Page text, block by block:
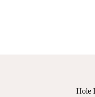
Hole